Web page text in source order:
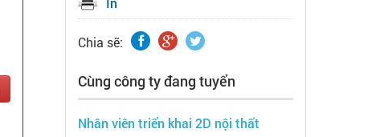
Chia sẽ:
Cùng công ty đang tuyển
Nhân viên triển khai 2D nội thất